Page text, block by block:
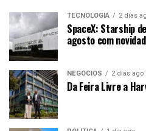
TECNOLOGIA 2 dias
SpaceX: Starship
agosto com
NEGÓCIOS 2 dias ago
Da Feira Livre a